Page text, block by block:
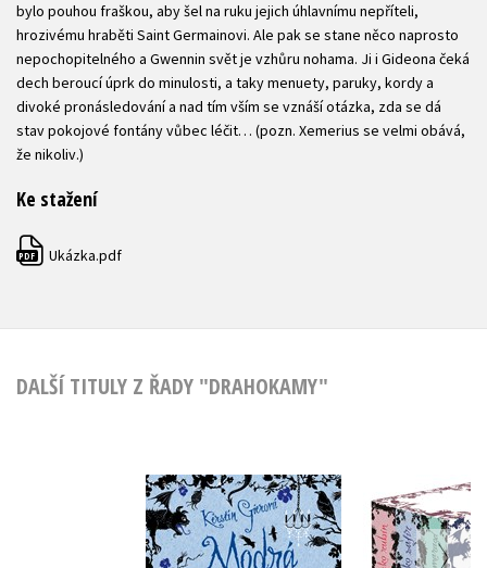
bylo pouhou fraškou, aby šel na ruku jejich úhlavnímu nepříteli,
hrozivému hraběti Saint Germainovi. Ale pak se stane něco naprosto
nepochopitelného a Gwennin svět je vzhůru nohama. Ji i Gideona čeká
dech beroucí úprk do minulosti, a taky menuety, paruky, kordy a
divoké pronásledování a nad tím vším se vznáší otázka, zda se dá
stav pokojové fontány vůbec léčit… (pozn. Xemerius se velmi obává,
že nikoliv.)
Ke stažení
PDF Ukázka.pdf
DALŠÍ TITULY Z ŘADY "DRAHOKAMY"
Modrá jako safír
Kerstin Gier Kerstin